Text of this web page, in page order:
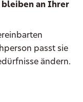
bleiben an Ihrer
passt sie
ändern.